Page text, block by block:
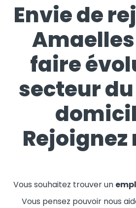
Envie de
faire
secteur
Rejoignez
Vous souhaitez trouver un
Vous pensez pouvoir nous